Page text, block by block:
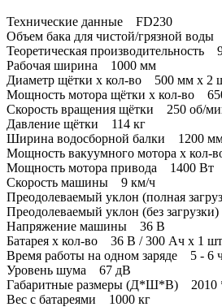
Технические данные FD230
Объем бака для чистой/грязной
Теоретическая производительность
Рабочая ширина 1000 мм
Диаметр щётки х кол-во 500 мм x 2
Мощность мотора щётки х кол-во
Скорость вращения щётки 250 об/
Давление щётки 114 кг
Ширина водосборной балки 1200
Мощность вакуумного мотора x
Мощность мотора привода 1400 Вт
Скорость машины 9 км/ч
Преодолеваемый уклон (полная
Преодолеваемый уклон (без
Напряжение машины 36 В
Батарея x кол-во 36 В / 300 Ач x 1 шт
Время работы на одном заряде 5 - 6
Уровень шума 67 дВ
Габаритные размеры (Д*Ш*В) 2010
Вес с батареями 1000 кг